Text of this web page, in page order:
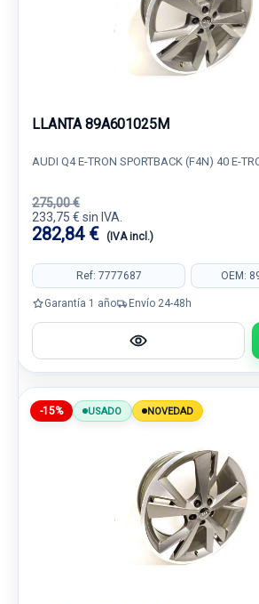
LLANTA 89A601025M
AUDI Q4 E-TRON SPORTBACK (F4N) 40 E-
275,00 €
233,75 € sin IVA.
282,84 € (IVA incl.)
Ref: 7777687 OEM:
Garantía 1 año Envío 24-48h
-15% USADO NOVEDAD